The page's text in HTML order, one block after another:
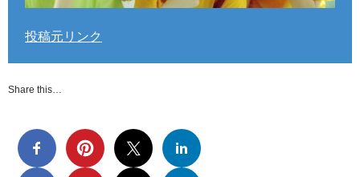
投稿元リンク
Share this…